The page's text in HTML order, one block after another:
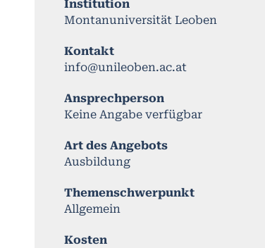
Institution
Montanuniversität Leoben
Kontakt
info@unileoben.ac.at
Ansprechperson
Keine Angabe verfügbar
Art des Angebots
Ausbildung
Themenschwerpunkt
Allgemein
Kosten